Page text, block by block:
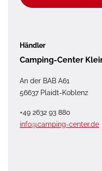
Händler
Camping-Center
An der BAB A61
56637 Plaidt-Koblenz
+49 2632 93 880
info@camping-center.de